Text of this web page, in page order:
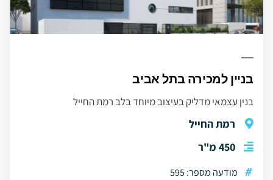
בניין למכירה בתל אביב
בנין עצמאי מדליק בעיצוב מיוחד בלב רמת החייל
רמת החייל
450 מ"ר
# מודעה מספר: 595